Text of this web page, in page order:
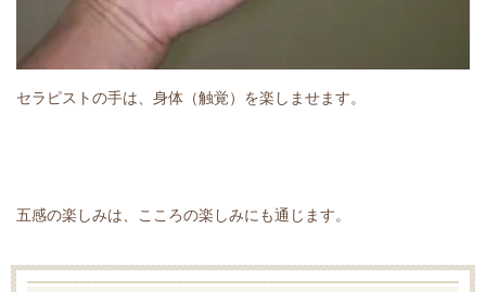
セラピストの手は、身体（触覚）を楽しませます。
五感の楽しみは、こころの楽しみにも通じます。